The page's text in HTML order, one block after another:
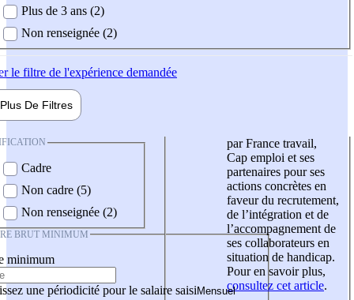
Plus de 3 ans (2)
Non renseignée (2)
le filtre de l'expérience demandée
Plus De Filtres
Cadre
Non cadre (5)
Non renseignée (2)
BRUT MINIMUM
minimum
une périodicité pour le salaire saisi
par France travail,
Cap emploi et ses
partenaires pour ses
actions concrètes en
faveur du recrutement,
de l’intégration et de
l’accompagnement de
ses collaborateurs en
situation de handicap.
Pour en savoir plus,
consultez cet article.